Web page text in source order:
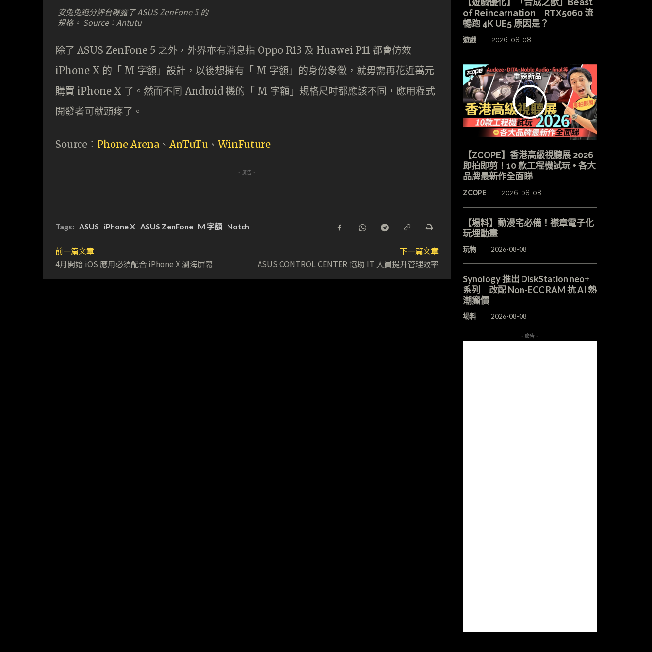
安兔兔跑分評台曝露了 ASUS ZenFone 5 的
規格。 Source：Antutu
除了 ASUS ZenFone 5 之外，外界亦有消息指 Oppo R13 及 Huawei P11 都會仿效
iPhone X 的「 M 字額」設計，以後想擁有「 M 字額」的身份象徵，就毋需再花近萬元
購買 iPhone X 了。然而不同 Android 機的「 M 字額」規格尺吋都應該不同，應用程式
開發者可就頭疼了。
Source： Phone Arena 、 AnTuTu 、 WinFuture
- 廣告 -
Tags: ASUS iPhone X ASUS ZenFone M 字額 Notch
前一篇文章
4月開始 iOS 應用必須配合 iPhone X 瀏海屏幕
下一篇文章
ASUS CONTROL CENTER 協助 IT 人員提升管理效率
of Reincarnation RTX5060 流
暢跑 4K UE5 原因是？
遊戲 2026-08-08
【ZCOPE】香港高級視聽展 2026
即拍即剪！10 款工程機試玩 + 各大
品牌最新作全面睇
ZCOPE 2026-08-08
【場料】動漫宅必備！襟章電子化
玩埋動畫
玩物 2026-08-08
Synology 推出 DiskStation neo+
系列 改配 Non-ECC RAM 抗 AI 熱
潮癲價
場料 2026-08-08
- 廣告 -